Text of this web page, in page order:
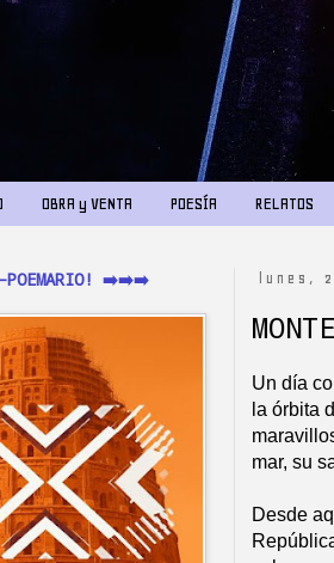
OBRA y VENTA POESÍA RELATOS
lunes,
Un día
la órbita
mar, su
Desde
POEMARIO! ➡️➡️➡️